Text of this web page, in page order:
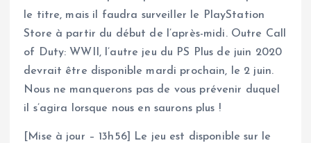
le titre, mais il faudra surveiller le PlayStation
Store à partir du début de l’après-midi. Outre Call
of Duty: WWII, l’autre jeu du PS Plus de juin 2020
devrait être disponible mardi prochain, le 2 juin.
Nous ne manquerons pas de vous prévenir duquel
il s’agira lorsque nous en saurons plus !
[Mise à jour – 13h56] Le jeu est disponible sur le